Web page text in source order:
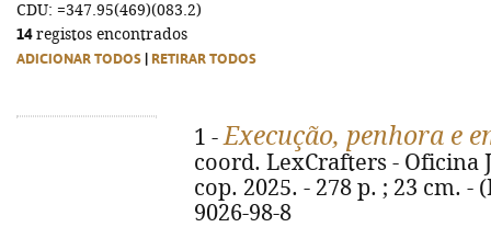
CDU: =347.95(469)(083.2)
14registos encontrados
ADICIONAR TODOS RETIRAR TODOS
1 -Execução, penhora e
coord. LexCrafters - Oficina
cop. 2025. - 278 p. ; 23 cm. -
9026-98-8